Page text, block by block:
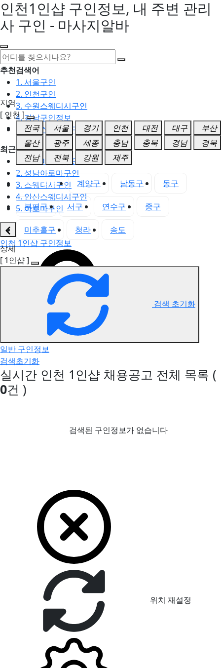
인천1인샵 구인정보, 내 주변 관리
사 구인 - 마사지알바
추천검색어
1. 서울구인
2. 인천구인
3. 수원스웨디시구인
4. 강남구인정보
5. 동탄스웨디시구인
최근검색어
1. 일산마사지구인
2. 성남아로마구인
3. 스웨디시구인
4. 안산스웨디시구인
5. 아로마구인
인천 1인샵 구인정보
지역
[ 인천 ]
전국
서울 경기 인천 대전 대구
부산
울산
광주 세종 충남 충북 경남
경북
전남
전북 강원 제주
인천 전체 계양구 남동구 동구
부평구 서구 연수구 중구
미추홀구 청라
송도
상세
[ 1인샵 ]
검색 초기화
일반 구인정보
검색초기화
실시간 인천 1인샵 채용공고 전체 목록 (
0건 )
검색된 구인정보가 없습니다
위치 재설정